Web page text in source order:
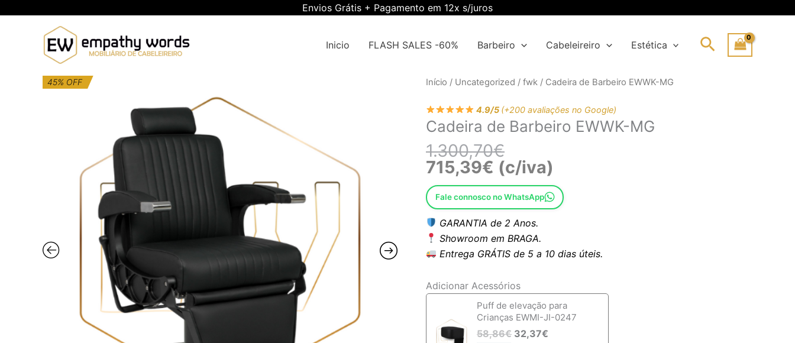
Envios Grátis + Pagamento em 12x s/juros
Inicio FLASH SALES -60% Barbeiro Cabeleireiro Estética Search
45% OFF Início / Uncategorized / fwk / Cadeira de Barbeiro EWWK-MG
4.9/5 (+200 avaliações no Google)
Cadeira de Barbeiro EWWK-MG
1.300,70€
O
original
era:
O
atual
é:
715,39€ (c/iva)
Fale connosco no WhatsApp
GARANTIA de 2 Anos.
Showroom em BRAGA.
Entrega GRÁTIS de 5 a 10 dias úteis.
Adicionar Acessórios
Puff de elevação para
Crianças EWMI-JI-0247
58,86€ 32,37€
Quantidade
de
Cadeira
de
Quantidade
Cadeira
de
Barbeiro
EWWK-
MG